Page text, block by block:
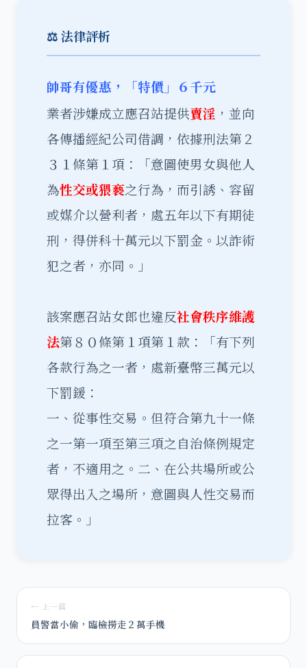
⚖️ 法律評析
帥哥有優惠，「特價」６千元
業者涉嫌成立應召站提供賣淫 ，並向
各傳播經紀公司借調，依據刑法第２
３１條第１項：「意圖使男女與他人
為性交或猥褻之行為，而引誘、容留
或媒介以營利者，處五年以下有期徒
刑，得併科十萬元以下罰金。以詐術
犯之者，亦同。」
該案應召站女郎也違反社會秩序維護
法第８０條第１項第１款：「有下列
各款行為之一者，處新臺幣三萬元以
下罰鍰：
一、從事性交易。但符合第九十一條
之一第一項至第三項之自治條例規定
者，不適用之。二、在公共場所或公
眾得出入之場所，意圖與人性交易而
拉客。」
← 上一篇
員警當小偷，臨檢撈走２萬手機